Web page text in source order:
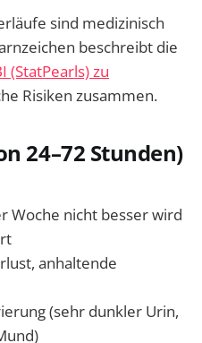
sind medizinisch
beschreibt die
(StatPearls) zu
Risiken zusammen.
24–72 Stunden)
Woche nicht besser wird
anhaltende
(sehr dunkler Urin,